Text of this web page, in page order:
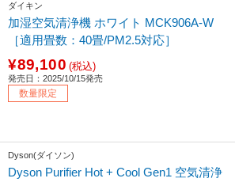
ダイキン
加湿空気清浄機 ホワイト MCK906A-W
［適用畳数：40畳/PM2.5対応］
¥89,100 (税込)
発売日：2025/10/15発売
数量限定
Dyson(ダイソン)
Dyson Purifier Hot + Cool Gen1 空気清浄